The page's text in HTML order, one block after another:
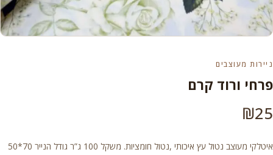
ניירות מעוצבים
פרחי ורוד קרם
₪25
איטלקי מעוצב נטול עץ איכותי ,נטול חומציות. משקל 100 ג”ר גודל הנייר 70*50